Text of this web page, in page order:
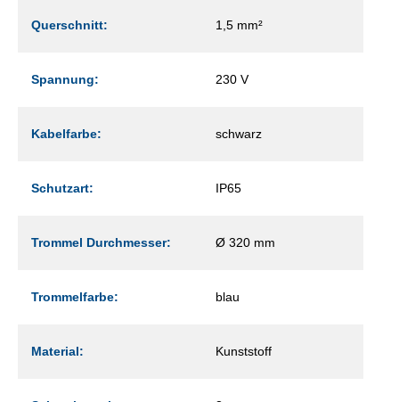
Querschnitt: 1,5 mm²
Spannung: 230 V
Kabelfarbe: schwarz
Schutzart: IP65
Trommel Durchmesser: Ø 320 mm
Trommelfarbe: blau
Material: Kunststoff